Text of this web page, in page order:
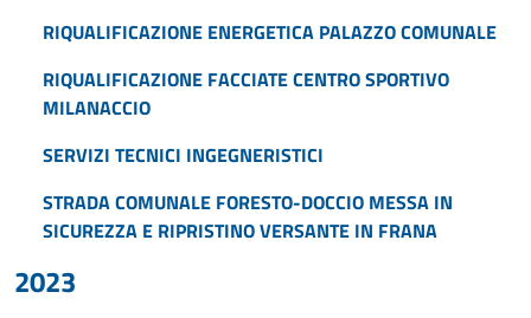
RIQUALIFICAZIONE ENERGETICA PALAZZO COMUNALE
RIQUALIFICAZIONE FACCIATE CENTRO SPORTIVO
MILANACCIO
SERVIZI TECNICI INGEGNERISTICI
STRADA COMUNALE FORESTO-DOCCIO MESSA IN
SICUREZZA E RIPRISTINO VERSANTE IN FRANA
2023